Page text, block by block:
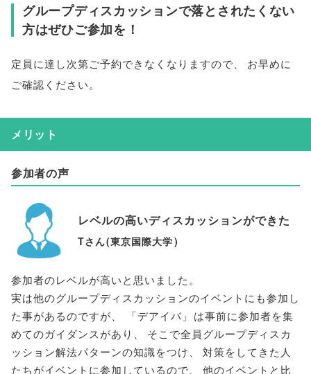
グループディスカッションで落とされたくない
方はぜひご参加を！
定員に達し次第ご予約できなくなりますので、
お早めに
ご確認ください。
メリット
参加者の声
レベルの高いディスカッションができた
Tさん(東京国際大学)
参加者のレベルが高いと思いました。
実は他のグループディスカッションのイベントにも参加し
た事があるのですが、 「デアイバ」 は事前に参加者を集
めてのガイダンスがあり 、
そこで全員グループディスカ
ッション解法パターンの知識をつけ、
対策をしてきた人
たちがイベントに参加しているので、
他のイベントと比